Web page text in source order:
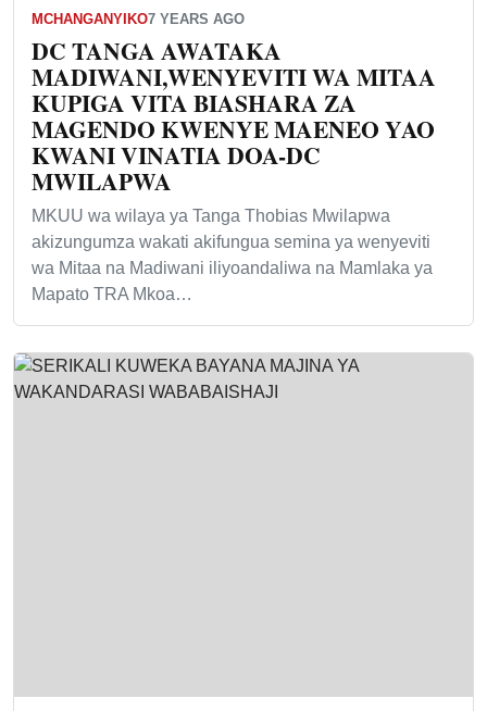
MCHANGANYIKO7 YEARS AGO
DC TANGA AWATAKA
MADIWANI,WENYEVITI WA MITAA
KUPIGA VITA BIASHARA ZA
MAGENDO KWENYE MAENEO YAO
KWANI VINATIA DOA-DC
MWILAPWA
MKUU wa wilaya ya Tanga Thobias Mwilapwa
akizungumza wakati akifungua semina ya wenyeviti
wa Mitaa na Madiwani iliyoandaliwa na Mamlaka ya
Mapato TRA Mkoa…